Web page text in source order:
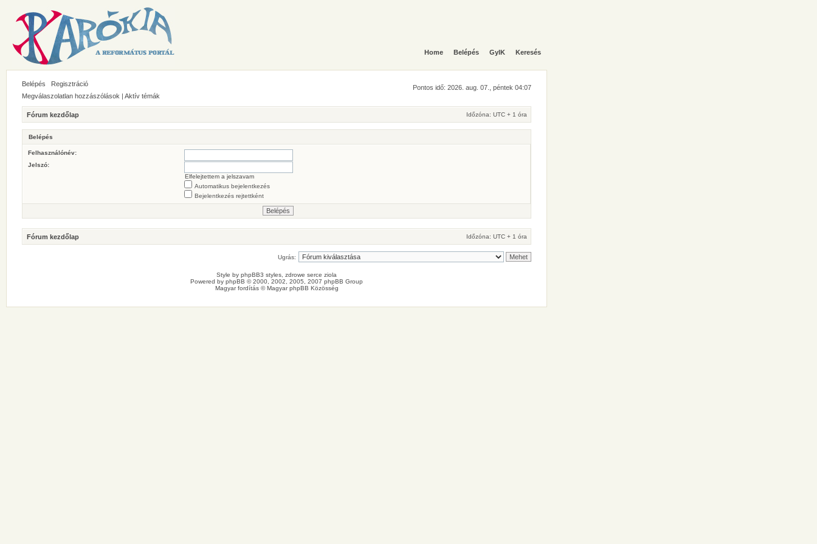
Home Belépés GyIK Keresés
Belépés Regisztráció
Pontos idő: 2026. aug. 07., péntek 04:07
Megválaszolatlan hozzászólások | Aktív témák
Fórum kezdőlap Időzóna: UTC + 1 óra
Belépés
Felhasználónév:
Jelszó:
Elfelejtettem a jelszavam
Automatikus bejelentkezés
Bejelentkezés rejtettként
Fórum kezdőlap Időzóna: UTC + 1 óra
Ugrás:
Style by phpBB3 styles , zdrowe serce ziola
Powered by phpBB © 2000, 2002, 2005, 2007 phpBB Group
Magyar fordítás ©Magyar phpBB Közösség